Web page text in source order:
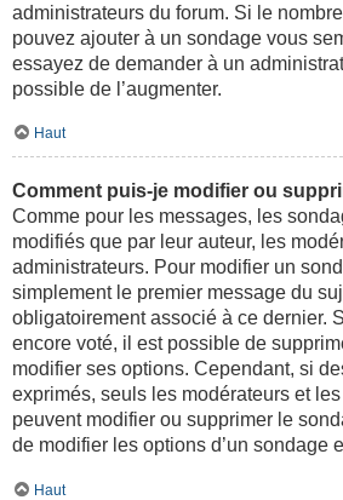
administrateurs du forum. Si le
pouvez ajouter à un sondage vous
essayez de demander à un
possible de l’augmenter.
Haut
Comment puis-je modifier ou
Comme pour les messages, les
modifiés que par leur auteur, les
administrateurs. Pour modifier un
simplement le premier message du
obligatoirement associé à ce dernier.
encore voté, il est possible de
modifier ses options. Cependant, si
exprimés, seuls les modérateurs et
peuvent modifier ou supprimer le
de modifier les options d’un sondage
Haut